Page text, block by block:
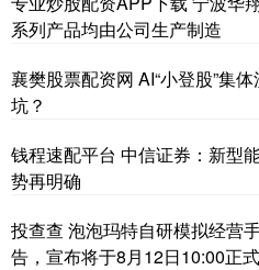
系列产品均由公司生产制造
襄樊股票配资网 AI“小登股”集
坑？
钱程速配平台 中信证券：新型
势再明确
投查查 泡泡玛特自研模拟经营
告，宣布将于8月12日10:00正